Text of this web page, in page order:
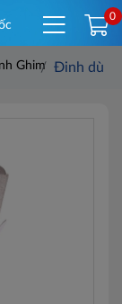
0
Ghim Đinh dù